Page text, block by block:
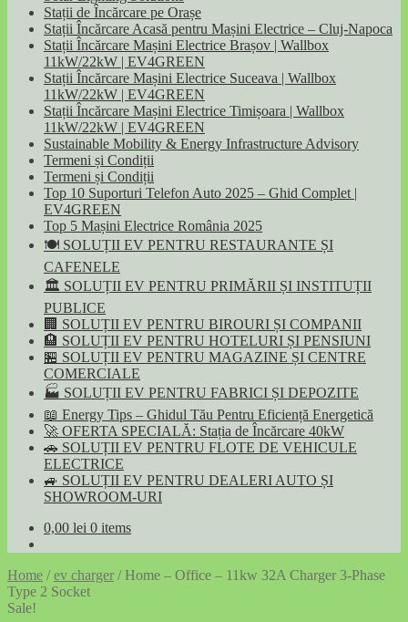
Stații de Încărcare pe Orașe
Stații Încărcare Acasă pentru Mașini Electrice – Cluj-Napoca
Stații Încărcare Mașini Electrice Brașov | Wallbox
11kW/22kW | EV4GREEN
Stații Încărcare Mașini Electrice Suceava | Wallbox
11kW/22kW | EV4GREEN
Stații Încărcare Mașini Electrice Timișoara | Wallbox
11kW/22kW | EV4GREEN
Sustainable Mobility & Energy Infrastructure Advisory
Termeni și Condiții
Termeni și Condiții
Top 10 Suporturi Telefon Auto 2025 – Ghid Complet |
EV4GREEN
Top 5 Mașini Electrice România 2025
🍽️ SOLUȚII EV PENTRU RESTAURANTE ȘI
CAFENELE
🏛️ SOLUȚII EV PENTRU PRIMĂRII ȘI INSTITUȚII
PUBLICE
🏢 SOLUȚII EV PENTRU BIROURI ȘI COMPANII
🏨 SOLUȚII EV PENTRU HOTELURI ȘI PENSIUNI
🏪 SOLUȚII EV PENTRU MAGAZINE ȘI CENTRE
COMERCIALE
🏭 SOLUȚII EV PENTRU FABRICI ȘI DEPOZITE
📖 Energy Tips – Ghidul Tău Pentru Eficiență Energetică
🚀 OFERTA SPECIALĂ: Stația de Încărcare 40kW
🚗 SOLUȚII EV PENTRU FLOTE DE VEHICULE
ELECTRICE
🚙 SOLUȚII EV PENTRU DEALERI AUTO ȘI
SHOWROOM-URI
0,00 lei 0 items
Home /ev charger /Home – Office – 11kw 32A Charger 3-Phase
Type 2 Socket
Sale!